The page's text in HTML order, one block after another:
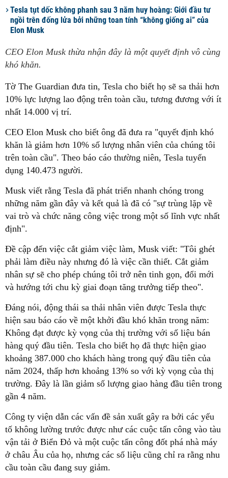
Tesla tụt dốc không phanh sau 3 năm huy hoàng: Giới đầu tư
ngồi trên đống lửa bởi những toan tính “không giống ai” của
Elon Musk
CEO Elon Musk thừa nhận đây là một quyết định vô cùng
khó khăn.
Tờ The Guardian đưa tin, Tesla cho biết họ sẽ sa thải hơn
10% lực lượng lao động trên toàn cầu, tương đương với ít
nhất 14.000 vị trí.
CEO Elon Musk cho biết ông đã đưa ra "quyết định khó
khăn là giảm hơn 10% số lượng nhân viên của chúng tôi
trên toàn cầu". Theo báo cáo thường niên, Tesla tuyển
dụng 140.473 người.
Musk viết rằng Tesla đã phát triển nhanh chóng trong
những năm gần đây và kết quả là đã có "sự trùng lặp về
vai trò và chức năng công việc trong một số lĩnh vực nhất
định".
Đề cập đến việc cắt giảm việc làm, Musk viết: "Tôi ghét
phải làm điều này nhưng đó là việc cần thiết. Cắt giảm
nhân sự sẽ cho phép chúng tôi trở nên tinh gọn, đổi mới
và hướng tới chu kỳ giai đoạn tăng trưởng tiếp theo".
Đáng nói, động thái sa thải nhân viên được Tesla thực
hiện sau báo cáo về một khởi đầu khó khăn trong năm:
Không đạt được kỳ vọng của thị trường với số liệu bán
hàng quý đầu tiên. Tesla cho biết họ đã thực hiện giao
khoảng 387.000 cho khách hàng trong quý đầu tiên của
năm 2024, thấp hơn khoảng 13% so với kỳ vọng của thị
trường. Đây là lần giảm số lượng giao hàng đầu tiên trong
gần 4 năm.
Công ty viện dẫn các vấn đề sản xuất gây ra bởi các yếu
tố không lường trước được như các cuộc tấn công vào tàu
vận tải ở Biển Đỏ và một cuộc tấn công đốt phá nhà máy
ở châu Âu của họ, nhưng các số liệu cũng chỉ ra rằng nhu
cầu toàn cầu đang suy giảm.